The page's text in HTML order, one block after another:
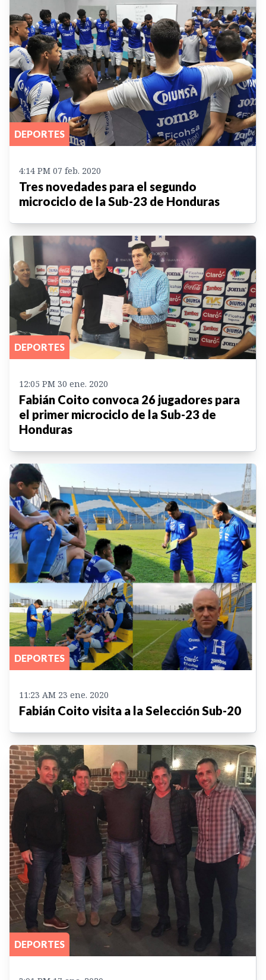
DEPORTES
4:14 PM 07 feb. 2020
Tres novedades para el segundo
microciclo de la Sub-23 de Honduras
DEPORTES
12:05 PM 30 ene. 2020
Fabián Coito convoca 26 jugadores para
el primer microciclo de la Sub-23 de
Honduras
DEPORTES
11:23 AM 23 ene. 2020
Fabián Coito visita a la Selección Sub-20
DEPORTES